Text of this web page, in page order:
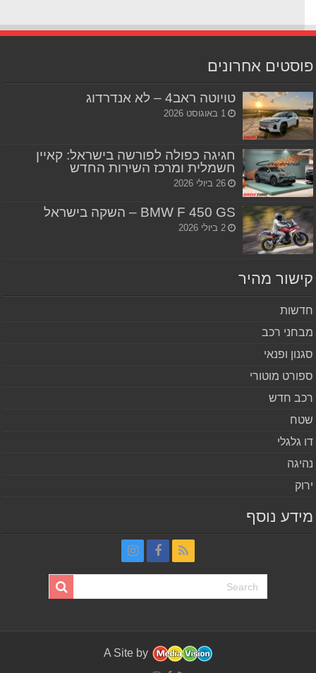
אחרונים
טויוטה ראב4 – לא אנדרדוג
1 באוגוסט 2026
חגיגה כפולה לפורשה בישראל: קאיין
חשמלית ומרכז השירות החדש
26 ביולי 2026
BMW F 450 GS – השקה בישראל
2 ביולי 2026
מהיר
רכב
ופנאי
מוטורי
חדש
גלגלי
נוסף
A Site by